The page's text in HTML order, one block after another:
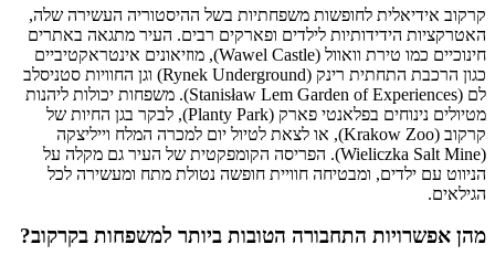
קרקוב אידיאלית לחופשות משפחתיות בשל ההיסטוריה העשירה שלה,
האטרקציות הידידותיות לילדים ופארקים רבים. העיר מתגאה באתרים
חינוכיים כמו טירת וואוול (Wawel Castle), מוזיאונים אינטראקטיביים
כגון הרכבת התחתית רינק (Rynek Underground) וגן החוויות סטניסלב
לם (Stanisław Lem Garden of Experiences). משפחות יכולות ליהנות
מטיולים נינוחים בפלאנטי פארק (Planty Park), לבקר בגן החיות של
קרקוב (Krakow Zoo), או לצאת לטיול יום למכרה המלח וייליצקה
(Wieliczka Salt Mine). הפריסה הקומפקטית של העיר גם מקלה על
הניווט עם ילדים, ומבטיחה חוויית חופשה נטולת מתח ומעשירה לכל
הגילאים.
מהן אפשרויות התחבורה הטובות ביותר למשפחות בקרקוב?